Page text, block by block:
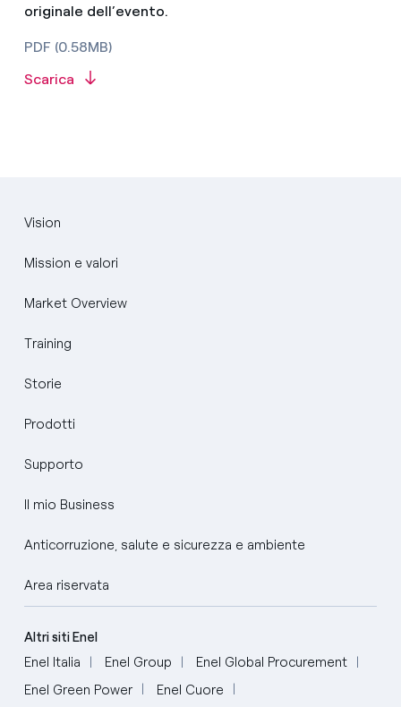
originale dell’evento.
PDF (0.58MB)
Scarica
Vision
Mission e valori
Market Overview
Training
Storie
Prodotti
Supporto
Il mio Business
Anticorruzione, salute e sicurezza e ambiente
Area riservata
Altri siti Enel
Enel Italia
Enel Group
Enel Global Procurement
Enel Green Power
Enel Cuore